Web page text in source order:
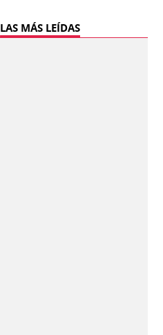
LAS MÁS LEÍDAS